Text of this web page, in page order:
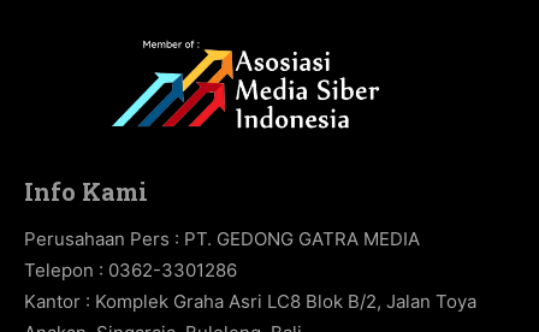
Info Kami
Perusahaan Pers : PT. GEDONG GATRA MEDIA
Telepon : 0362-3301286
Kantor : Komplek Graha Asri LC8 Blok B/2, Jalan Toya